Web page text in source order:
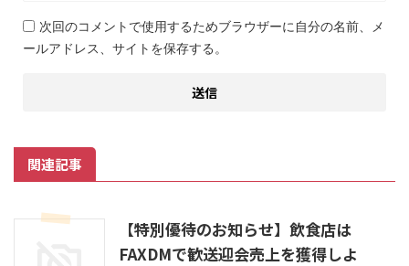
次回のコメントで使用するためブラウザーに自分の名前、メ
ールアドレス、サイトを保存する。
関連記事
【特別優待のお知らせ】飲食店は
FAXDMで歓送迎会売上を獲得しよ